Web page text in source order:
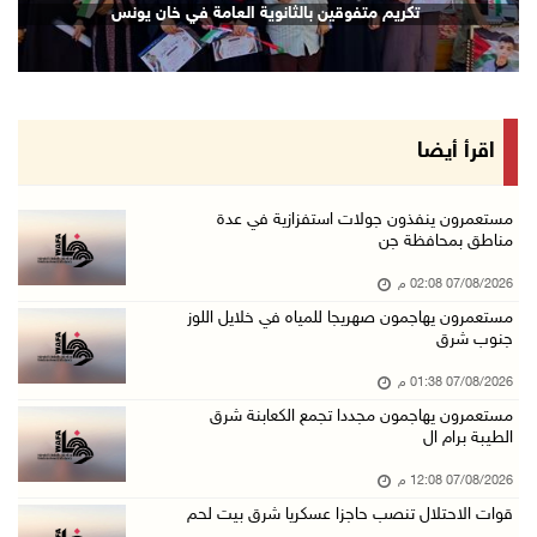
07/آب/2026 01:38 م
مستعمرون يهاجمون مجددا تجمع الكعابنة شرق الطي ...
أسعار النفط تواصل الصعود وسط مخاوف بشأن مستقب ...
الذهب يتجه لأفضل أداء أسبوعي منذ كانون الثاني
قوات الاحتلال تنصب حاجزا عسكريا شرق بيت لحم
مستعمرون بحماية قوات الاحتلال يقتحمون برك سلي ...
الاحتلال يقتحم بلدة طمون جنوب طوباس
07/آب/2026 08:24 ص
محافظة القدس: انسحاب قوات الاحتلال من مخيم قل ...
تكريم متفوقين بالثانوية العامة في خان يونس
اقرأ أيضا
مستعمرون ينفذون جولات استفزازية في عدة
مناطق بمحافظة جن
07/08/2026 02:08 م
مستعمرون يهاجمون صهريجا للمياه في خلايل اللوز
جنوب شرق
07/08/2026 01:38 م
مستعمرون يهاجمون مجددا تجمع الكعابنة شرق
الطيبة برام ال
07/08/2026 12:08 م
قوات الاحتلال تنصب حاجزا عسكريا شرق بيت لحم